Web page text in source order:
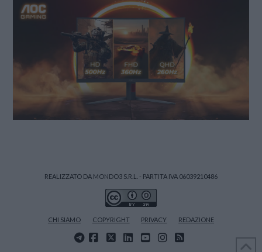
REALIZZATO DA MONDO3 S.R.L. - PARTITA IVA 06039210486
CHI SIAMO COPYRIGHT PRIVACY REDAZIONE